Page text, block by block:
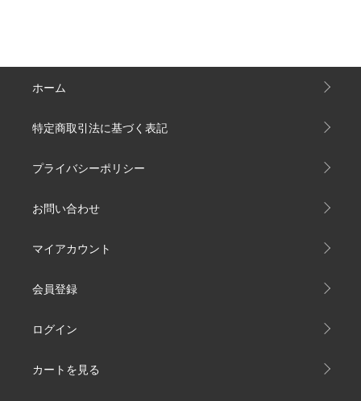
ホーム
特定商取引法に基づく表記
プライバシーポリシー
お問い合わせ
マイアカウント
会員登録
ログイン
カートを見る